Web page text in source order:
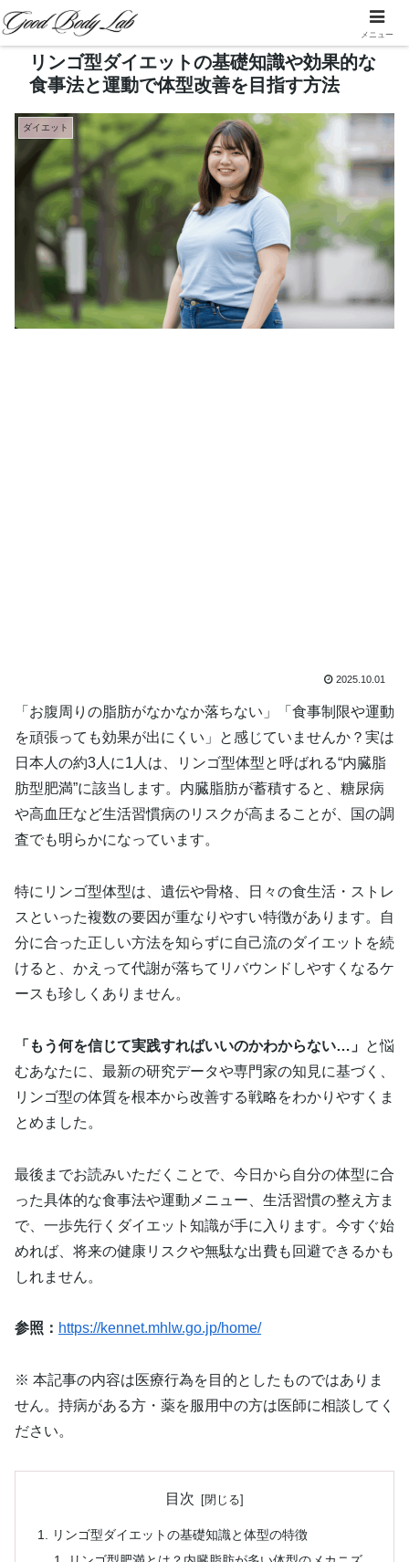
リンゴ型ダイエットの基礎知識や効果的な
食事法と運動で体型改善を目指す方法
ダイエット
2025.10.01
「お腹周りの脂肪がなかなか落ちない」「食事制限や運動
を頑張っても効果が出にくい」と感じていませんか？実は
日本人の約3人に1人は、リンゴ型体型と呼ばれる“内臓脂
肪型肥満”に該当します。内臓脂肪が蓄積すると、糖尿病
や高血圧など生活習慣病のリスクが高まることが、国の調
査でも明らかになっています。
特にリンゴ型体型は、遺伝や骨格、日々の食生活・ストレ
スといった複数の要因が重なりやすい特徴があります。自
分に合った正しい方法を知らずに自己流のダイエットを続
けると、かえって代謝が落ちてリバウンドしやすくなるケ
ースも珍しくありません。
「もう何を信じて実践すればいいのかわからない…」 と悩
むあなたに、最新の研究データや専門家の知見に基づく、
リンゴ型の体質を根本から改善する戦略をわかりやすくま
とめました。
最後までお読みいただくことで、今日から自分の体型に合
った具体的な食事法や運動メニュー、生活習慣の整え方ま
で、一歩先行くダイエット知識が手に入ります。今すぐ始
めれば、将来の健康リスクや無駄な出費も回避できるかも
しれません。
参照： https://kennet.mhlw.go.jp/home/
※ 本記事の内容は医療行為を目的としたものではありま
せん。持病がある方・薬を服用中の方は医師に相談してく
ださい。
目次
リンゴ型ダイエットの基礎知識と体型の特徴
メニュー